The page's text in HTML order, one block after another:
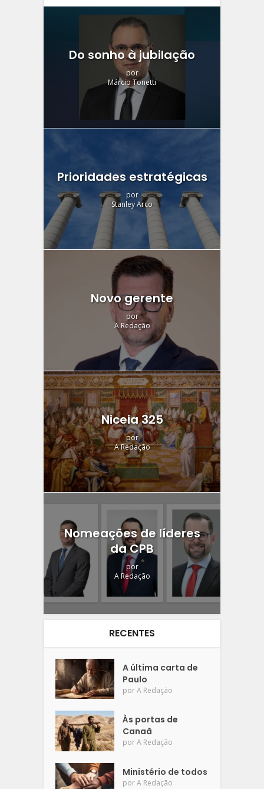
Do sonho à jubilação
por
Márcio Tonetti
Prioridades estratégicas
por
Stanley Arco
Novo gerente
por
A Redação
Niceia 325
por
A Redação
Nomeações de líderes
da CPB
por
A Redação
RECENTES
A última carta de
Paulo
porA Redação
Às portas de
Canaã
porA Redação
Ministério de todos
porA Redação